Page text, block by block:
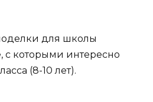
для школы
с которыми интересно
(8-10 лет).